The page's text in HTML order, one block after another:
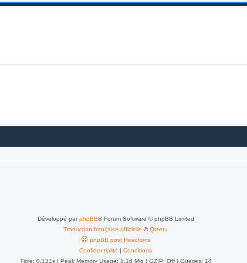
Développé parphpBB® Forum Software © phpBB Limited
Traduction française officielle ©Qiaeru
phpBB post Reactions
Confidentialité | Conditions
Time: 0.131s| Peak Memory Usage: 1.16 Mio | GZIP: Off | Queries: 14